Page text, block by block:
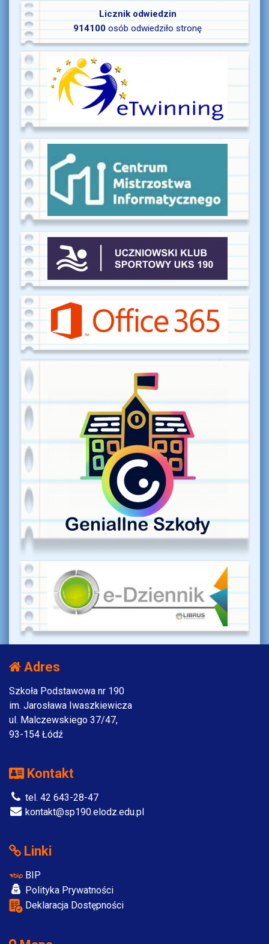
Licznik odwiedzin
914100 osób odwiedziło stronę
Adres
Szkoła Podstawowa nr 190
im. Jarosława Iwaszkiewicza
ul. Malczewskiego 37/47,
93-154 Łódź
Kontakt
tel. 42 643-28-47
kontakt@sp190.elodz.edu.pl
Linki
BIP
Polityka Prywatności
Deklaracja Dostępności